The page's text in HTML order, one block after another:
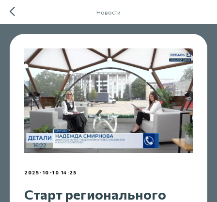
Новости
2025-10-10 14:25
Старт регионального